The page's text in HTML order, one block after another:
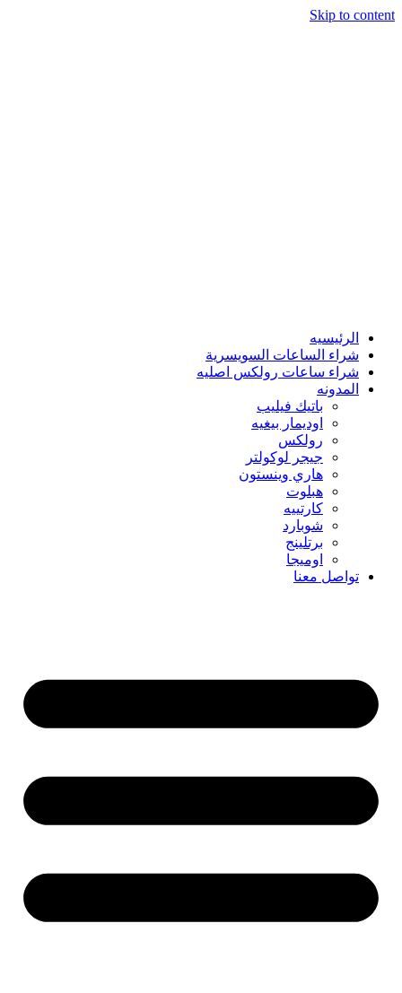
Skip to content
الرئيسيه
شراء الساعات السويسرية
شراء ساعات رولكس اصليه
المدونه
باتيك فيليب
اوديمار بيغيه
رولكس
جيجر لوكولتر
هاري وينستون
هبلوت
كارتييه
شوبارد
برتلينج
اوميجا
تواصل معنا